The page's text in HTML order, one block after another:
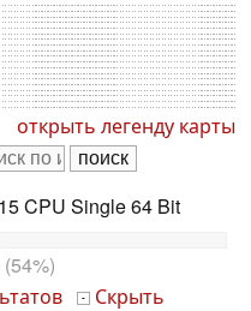
открыть легенду карты
CPU Single 64 Bit
(54%)
- Скрыть